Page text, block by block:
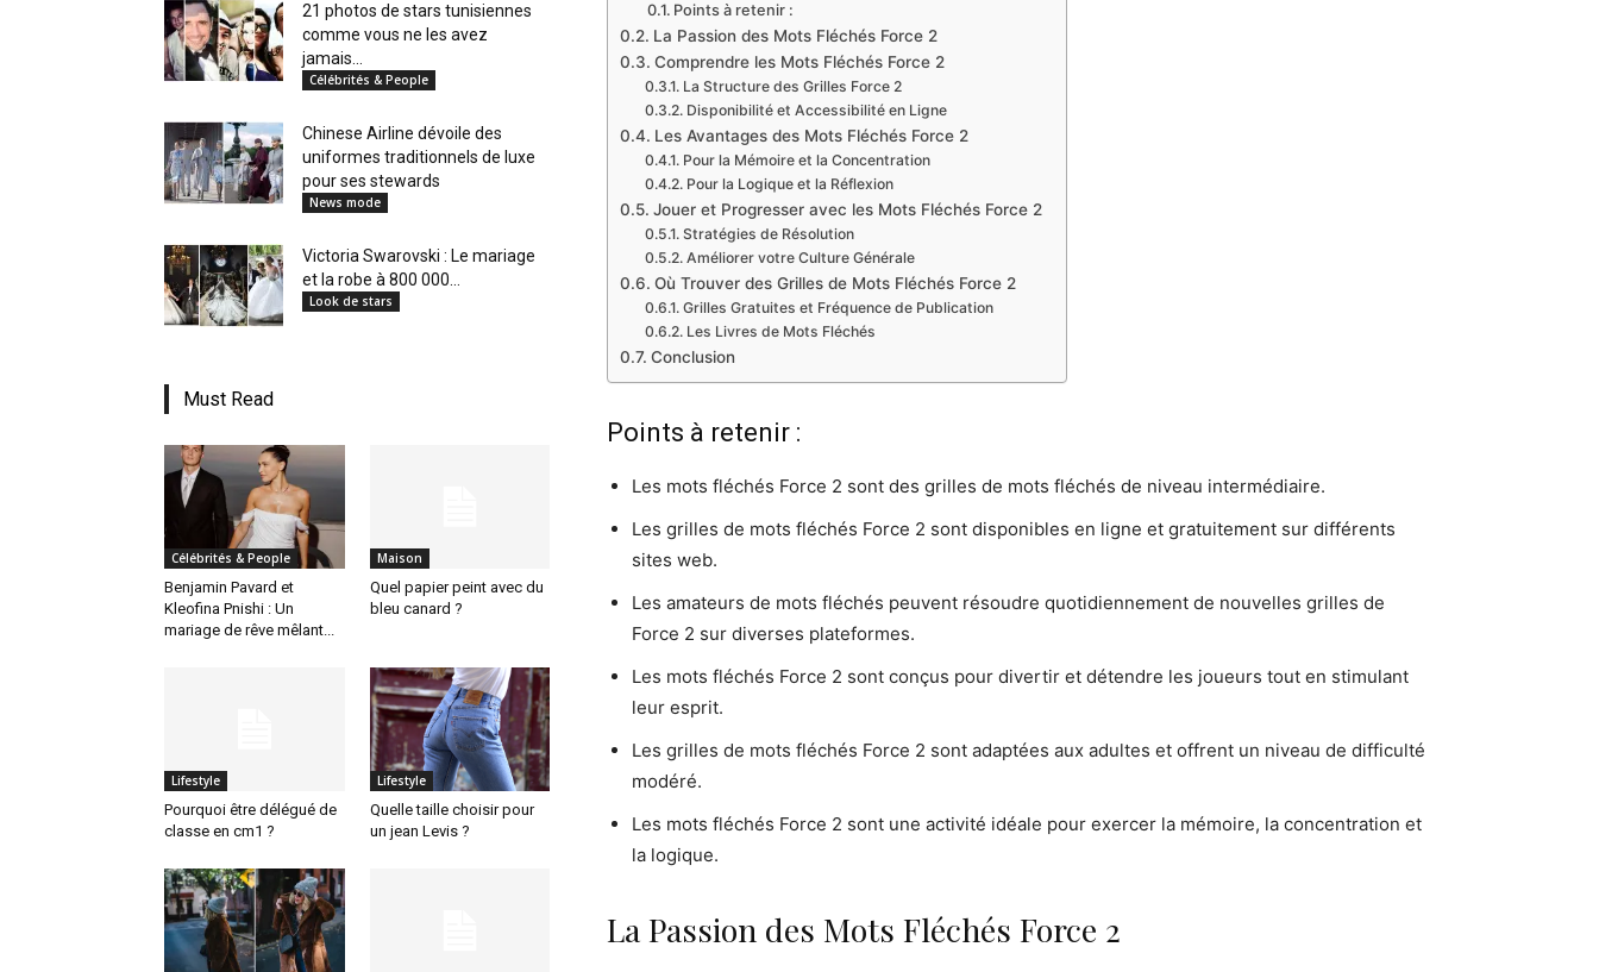
au
Maghreb
Points à retenir :
La Passion des Mots Fléchés Force 2
Comprendre les Mots Fléchés Force 2
La Structure des Grilles Force 2
Disponibilité et Accessibilité en Ligne
Les Avantages des Mots Fléchés Force 2
Pour la Mémoire et la Concentration
Pour la Logique et la Réflexion
Jouer et Progresser avec les Mots Fléchés Force 2
Stratégies de Résolution
Améliorer votre Culture Générale
Où Trouver des Grilles de Mots Fléchés Force 2
Grilles Gratuites et Fréquence de Publication
Les Livres de Mots Fléchés
Conclusion
Points à retenir :
Les mots fléchés Force 2 sont des grilles de mots fléchés de niveau intermédiaire.
Les grilles de mots fléchés Force 2 sont disponibles en ligne et gratuitement sur différents
sites web.
Les amateurs de mots fléchés peuvent résoudre quotidiennement de nouvelles grilles de
Force 2 sur diverses plateformes.
Les mots fléchés Force 2 sont conçus pour divertir et détendre les joueurs tout en stimulant
leur esprit.
Les grilles de mots fléchés Force 2 sont adaptées aux adultes et offrent un niveau de difficulté
modéré.
Les mots fléchés Force 2 sont une activité idéale pour exercer la mémoire, la concentration et
la logique.
La Passion des Mots Fléchés Force 2
21 photos de stars tunisiennes
comme vous ne les avez
jamais...
Célébrités & People
Chinese Airline dévoile des
uniformes traditionnels de luxe
pour ses stewards
News mode
Victoria Swarovski : Le mariage
et la robe à 800 000...
Look de stars
Must Read
Célébrités & People
Benjamin Pavard et
Kleofina Pnishi : Un
mariage de rêve mêlant...
Maison
Quel papier peint avec du
bleu canard ?
Lifestyle
Pourquoi être délégué de
classe en cm1 ?
Lifestyle
Quelle taille choisir pour
un jean Levis ?